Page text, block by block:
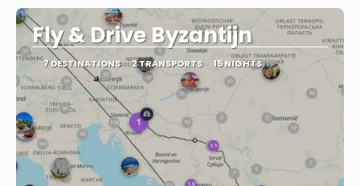
Fly & Drive Byzantijn
7 DESTINATIONS 2 TRANSPORTS 15 NIGHTS